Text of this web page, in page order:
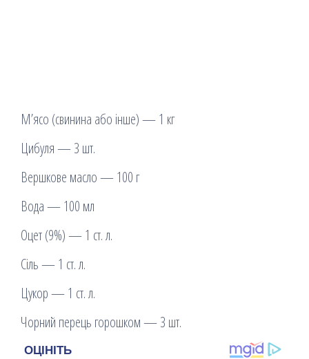
М’ясо (свинина або інше) — 1 кг
Цибуля — 3 шт.
Вершкове масло — 100 г
Вода — 100 мл
Оцет (9%) — 1 ст. л.
Сіль — 1 ст. л.
Цукор — 1 ст. л.
Чорний перець горошком — 3 шт.